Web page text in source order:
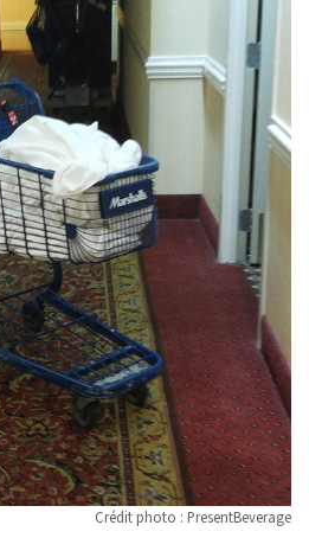
Crédit photo : PresentBeverage